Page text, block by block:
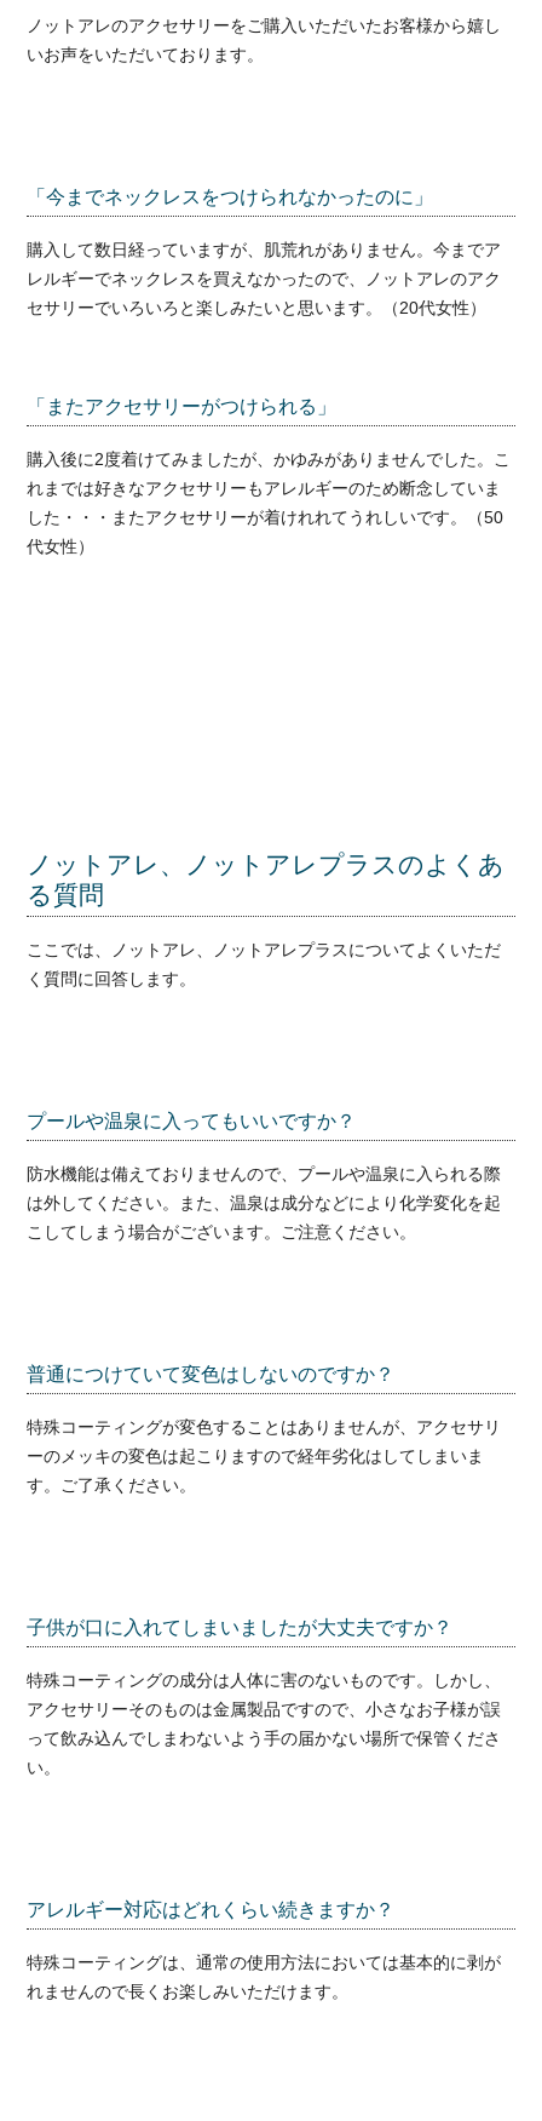
ノットアレのアクセサリーをご購入いただいたお客様から嬉し
いお声をいただいております。
「今までネックレスをつけられなかったのに」
購入して数日経っていますが、肌荒れがありません。今までア
レルギーでネックレスを買えなかったので、ノットアレのアク
セサリーでいろいろと楽しみたいと思います。（20代女性）
「またアクセサリーがつけられる」
購入後に2度着けてみましたが、かゆみがありませんでした。こ
れまでは好きなアクセサリーもアレルギーのため断念していま
した・・・またアクセサリーが着けれれてうれしいです。（50
代女性）
ノットアレ、ノットアレプラスのよくあ
る質問
ここでは、ノットアレ、ノットアレプラスについてよくいただ
く質問に回答します。
プールや温泉に入ってもいいですか？
防水機能は備えておりませんので、プールや温泉に入られる際
は外してください。また、温泉は成分などにより化学変化を起
こしてしまう場合がございます。ご注意ください。
普通につけていて変色はしないのですか？
特殊コーティングが変色することはありませんが、アクセサリ
ーのメッキの変色は起こりますので経年劣化はしてしまいま
す。ご了承ください。
子供が口に入れてしまいましたが大丈夫ですか？
特殊コーティングの成分は人体に害のないものです。しかし、
アクセサリーそのものは金属製品ですので、小さなお子様が誤
って飲み込んでしまわないよう手の届かない場所で保管くださ
い。
アレルギー対応はどれくらい続きますか？
特殊コーティングは、通常の使用方法においては基本的に剥が
れませんので長くお楽しみいただけます。